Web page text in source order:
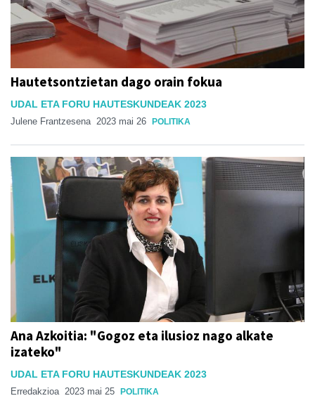
Hautetsontzietan dago orain fokua
UDAL ETA FORU HAUTESKUNDEAK 2023
Julene Frantzesena 2023 mai 26 POLITIKA
Ana Azkoitia: "Gogoz eta ilusioz nago alkate
izateko"
UDAL ETA FORU HAUTESKUNDEAK 2023
Erredakzioa 2023 mai 25 POLITIKA